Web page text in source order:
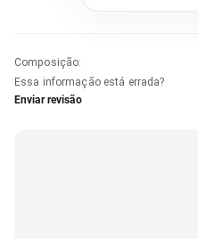
Composição:
Essa informação está errada?
Enviar revisão